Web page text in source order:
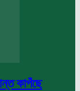
কাপঁছে